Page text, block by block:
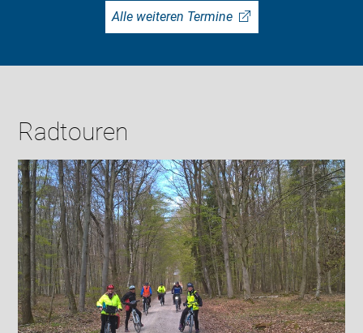
Alle weiteren Termine
Radtouren